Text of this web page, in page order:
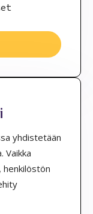
yhdistetään
Vaikka